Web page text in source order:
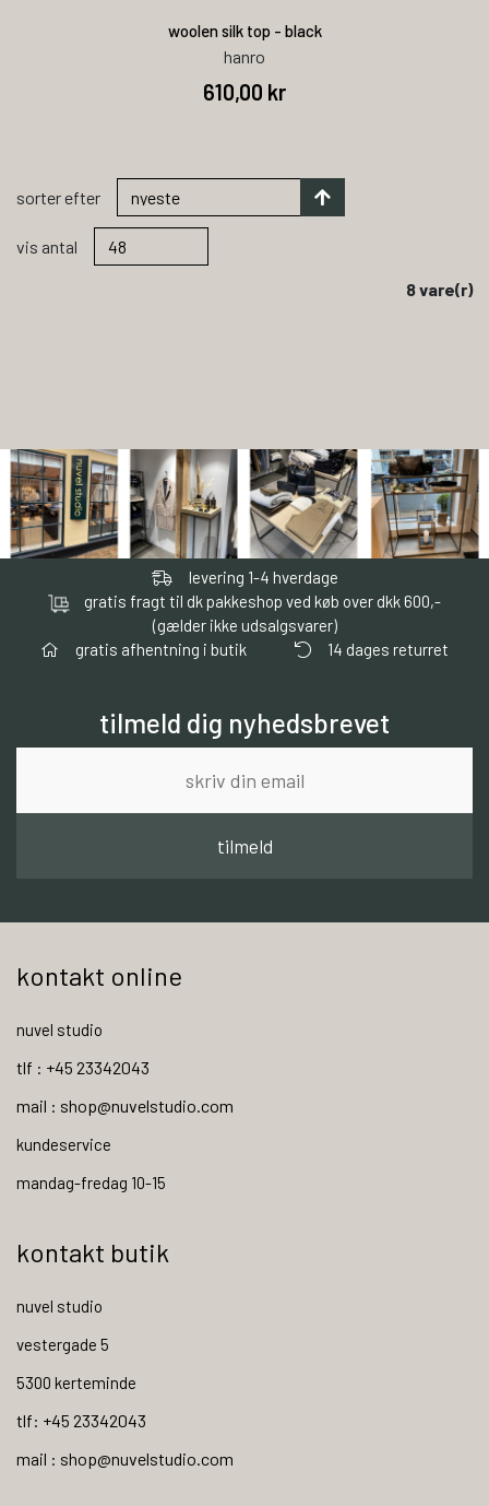
woolen silk top - black
hanro
610,00 kr
sorter efter
vis antal
8 vare(r)
levering 1-4 hverdage
gratis fragt til dk pakkeshop ved køb over dkk 600,-
(gælder ikke udsalgsvarer)
gratis afhentning i butik
14 dages returret
tilmeld dig nyhedsbrevet
tilmeld
kontakt online
nuvel studio
tlf : +45 23342043
mail : shop@nuvelstudio.com
kundeservice
mandag-fredag 10-15
kontakt butik
nuvel studio
vestergade 5
5300 kerteminde
tlf: +45 23342043
mail : shop@nuvelstudio.com